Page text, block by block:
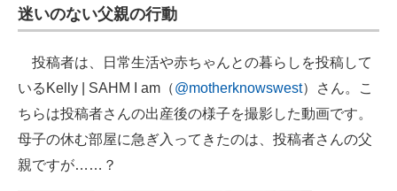
IT製品の技術・比較・事例
モノづくり技術者専門サイト
エレクトロニクス専門サイト
電子設計の基本と応用
迷いのない父親の行動
投稿者は、日常生活や赤ちゃんとの暮らしを投稿して
いるKelly | SAHM I am（@motherknowswest）さん。こ
ちらは投稿者さんの出産後の様子を撮影した動画です。
母子の休む部屋に急ぎ入ってきたのは、投稿者さんの父
親ですが……？